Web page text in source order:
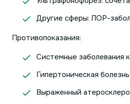
Другие сферы: ЛОР-
Противопоказания:
Системные заболевания
Гипертоническая
Выраженный